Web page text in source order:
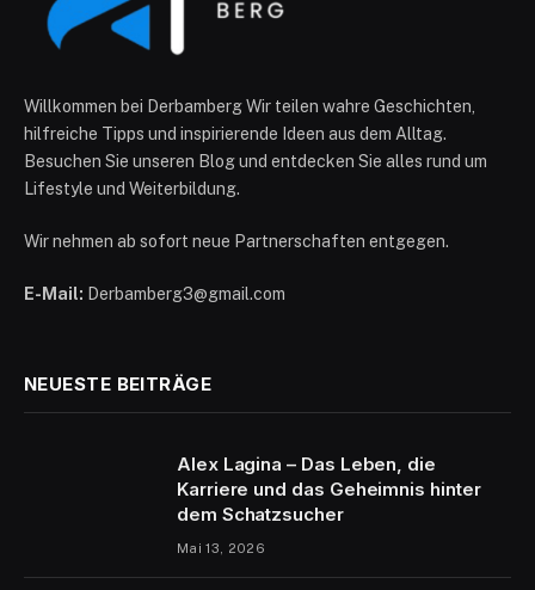
Willkommen bei Derbamberg Wir teilen wahre Geschichten,
hilfreiche Tipps und inspirierende Ideen aus dem Alltag.
Besuchen Sie unseren Blog und entdecken Sie alles rund um
Lifestyle und Weiterbildung.
Wir nehmen ab sofort neue Partnerschaften entgegen.
E-Mail: Derbamberg3@gmail.com
NEUESTE BEITRÄGE
Alex Lagina – Das Leben, die
Karriere und das Geheimnis hinter
dem Schatzsucher
Mai 13, 2026